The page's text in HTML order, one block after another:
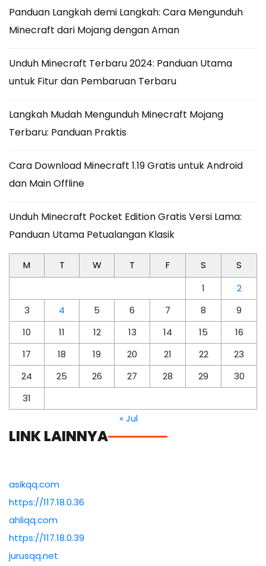
Panduan Langkah demi Langkah: Cara Mengunduh
Minecraft dari Mojang dengan Aman
Unduh Minecraft Terbaru 2024: Panduan Utama
untuk Fitur dan Pembaruan Terbaru
Langkah Mudah Mengunduh Minecraft Mojang
Terbaru: Panduan Praktis
Cara Download Minecraft 1.19 Gratis untuk Android
dan Main Offline
Unduh Minecraft Pocket Edition Gratis Versi Lama:
Panduan Utama Petualangan Klasik
M T W T F S
S
1
2
3
4 5 6 7 8
9
10
11 12 13 14 15
16
17
18 19 20 21 22
23
24
25 26 27 28 29
30
31
« Jul
LINK LAINNYA
asikqq.com
https://117.18.0.36
ahliqq.com
https://117.18.0.39
jurusqq.net